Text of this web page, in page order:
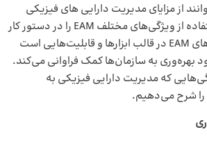
از مزایای مدیریت دارایی‌ های فیزیکی
بهره‌مند شوند، باید استفاده از ویژگی‌های مختلف EAM را در دستور کار
خود قرار دهند. ویژگی‌های EAM در قالب ابزارها و قابلیت‌هایی است
بهره‌وری به سازمان‌ها کمک فراوانی می‌کند.
که مدیریت دارایی فیزیکی به
را شرح می‌دهیم.